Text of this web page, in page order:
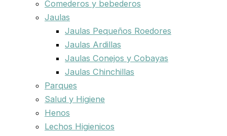
Comederos y bebederos
Jaulas
Jaulas Pequeños Roedores
Jaulas Ardillas
Jaulas Conejos y Cobayas
Jaulas Chinchillas
Parques
Salud y Higiene
Henos
Lechos Higienicos